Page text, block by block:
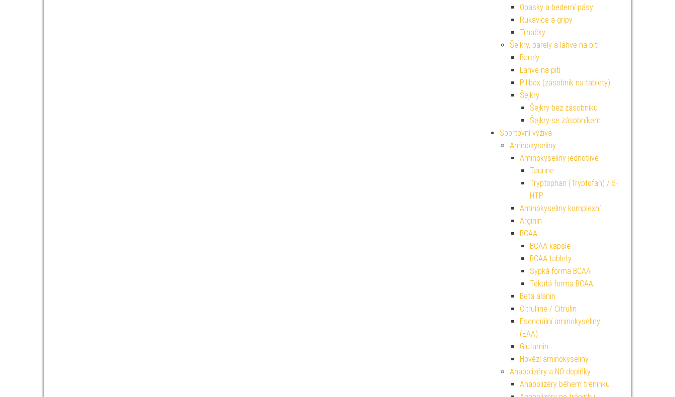
Opasky a bederní pásy
Rukavice a gripy
Trhačky
Šejkry, barely a lahve na pití
Barely
Lahve na pití
Pillbox (zásobník na tablety)
Šejkry
Šejkry bez zásobníku
Šejkry se zásobníkem
Sportovní výživa
Aminokyseliny
Aminokyseliny jednotlivé
Taurine
Tryptophan (Tryptofan) / 5-
HTP
Aminokyseliny komplexní
Arginin
BCAA
BCAA kapsle
BCAA tablety
Sypká forma BCAA
Tekutá forma BCAA
Beta alanin
Citrulline / Citrulin
Esenciální aminokyseliny
(EAA)
Glutamin
Hovězí aminokyseliny
Anabolizéry a NO doplňky
Anabolizéry během tréninku